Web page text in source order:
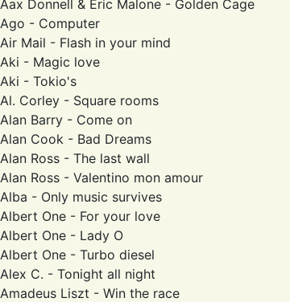
Aax Donnell & Eric Malone - Golden Cage
Ago - Computer
Air Mail - Flash in your mind
Aki - Magic love
Aki - Tokio's
Al. Corley - Square rooms
Alan Barry - Come on
Alan Cook - Bad Dreams
Alan Ross - The last wall
Alan Ross - Valentino mon amour
Alba - Only music survives
Albert One - For your love
Albert One - Lady O
Albert One - Turbo diesel
Alex C. - Tonight all night
Amadeus Liszt - Win the race